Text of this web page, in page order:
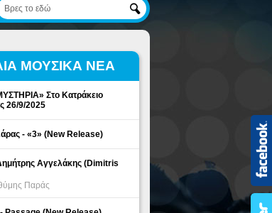
ΜΟΥΣΙΚΑ ΝΕΑ
Στο Κατράκειο
26/9/2025
- «3» (New Release)
Αγγελάκης (Dimitris
Παράς